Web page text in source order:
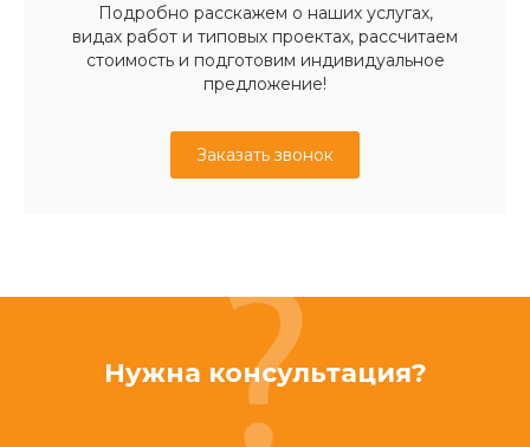
Подробно расскажем о наших услугах,
видах работ и типовых проектах, рассчитаем
стоимость и подготовим индивидуальное
предложение!
Заказать звонок
Нужна консультация?